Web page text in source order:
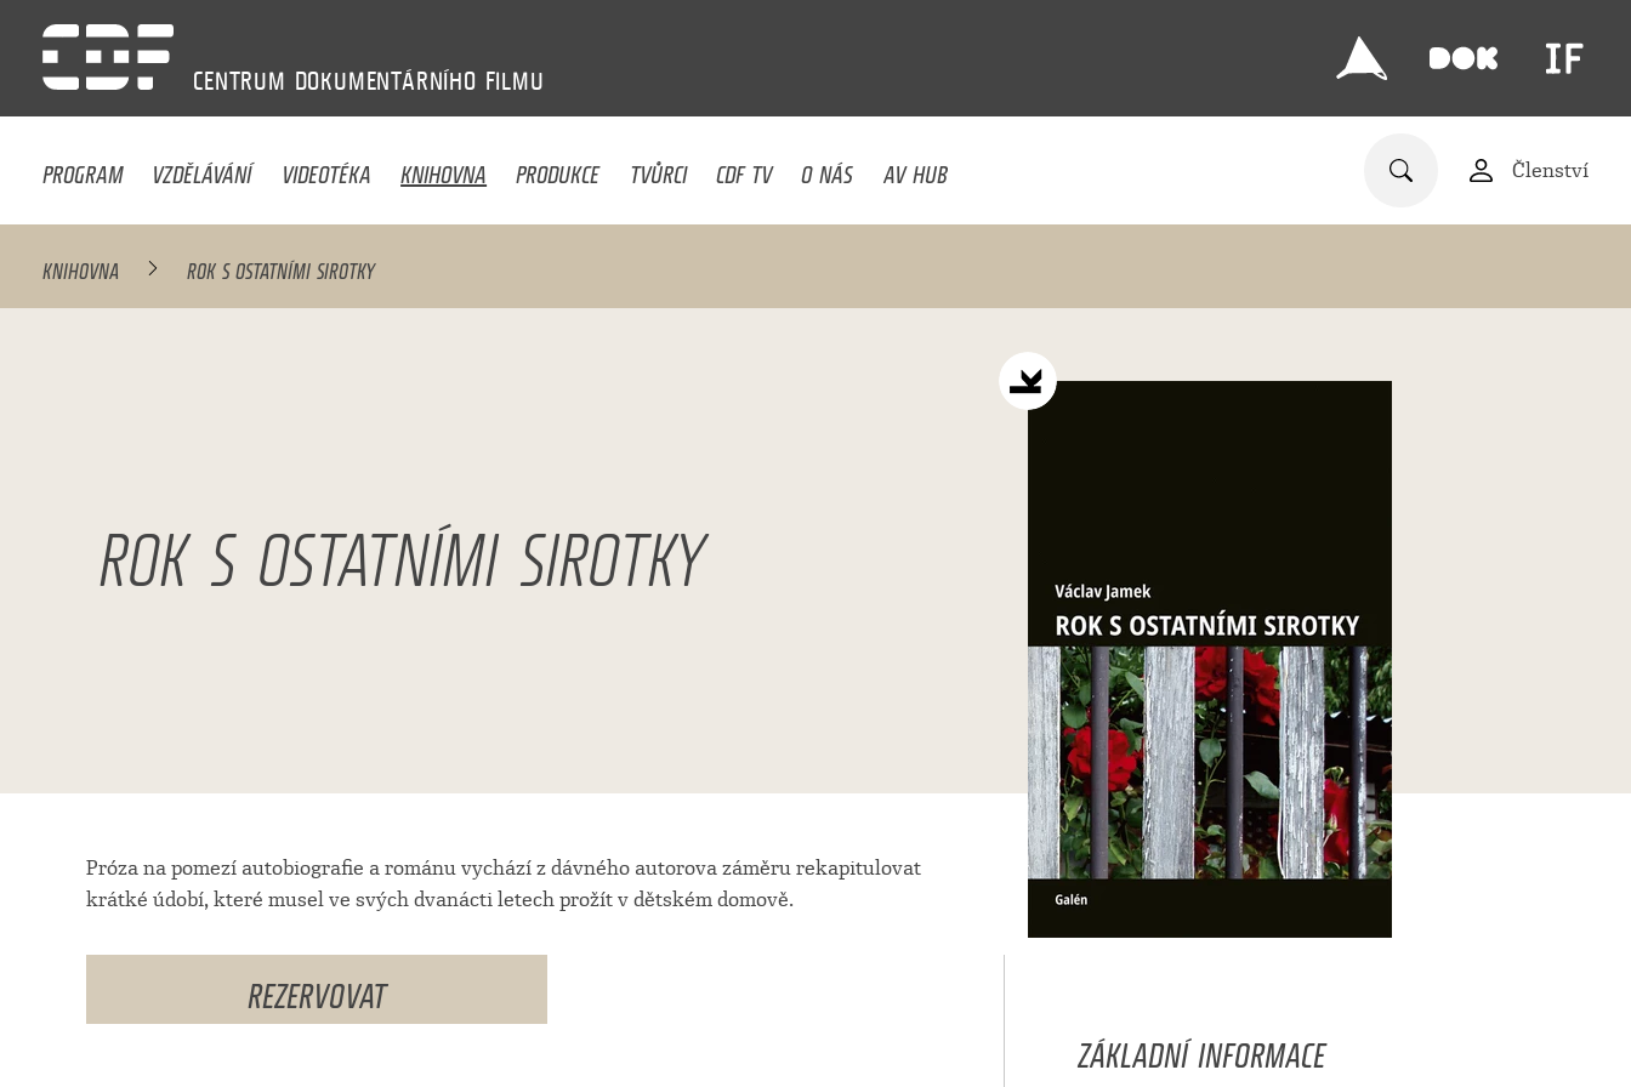
CENTRUM DOKUMENTÁRNÍHO FILMU
PROGRAM VZDĚLÁVÁNÍ VIDEOTÉKA KNIHOVNA PRODUKCE TVŮRCI CDF TV O NÁS AV HUB Členství
KNIHOVNA ROK S OSTATNÍMI SIROTKY
ROK S OSTATNÍMI SIROTKY
Próza na pomezí autobiografie a románu vychází z dávného autorova záměru rekapitulovat
krátké údobí, které musel ve svých dvanácti letech prožít v dětském domově.
ZÁKLADNÍ INFORMACE
REZERVOVAT